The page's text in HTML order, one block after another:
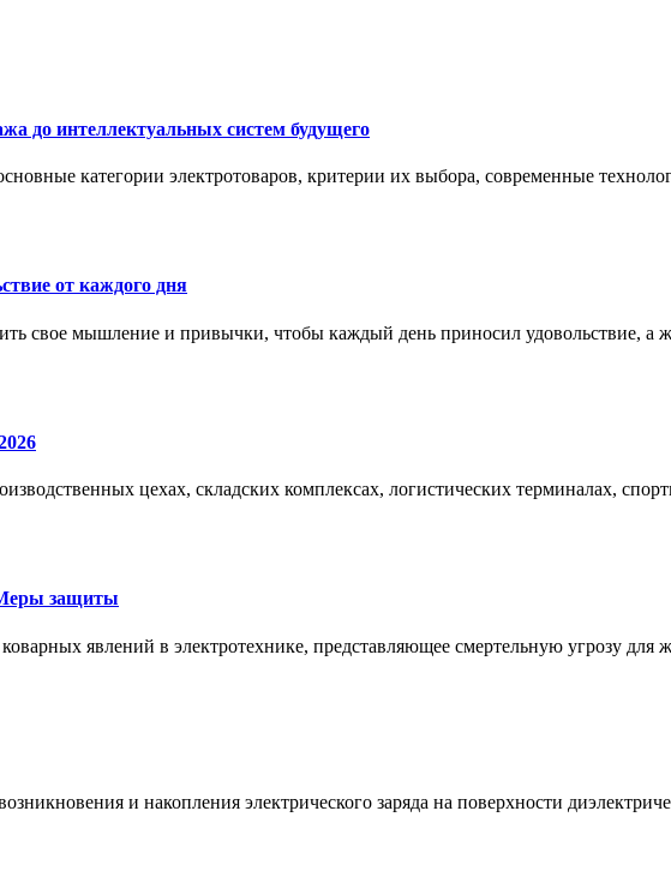
до интеллектуальных систем будущего
категории электротоваров, критерии их выбора, современные
от каждого дня
свое мышление и привычки, чтобы каждый день приносил удовольствие, а
цехах, складских комплексах, логистических терминалах,
защиты
явлений в электротехнике, представляющее смертельную угрозу для
и накопления электрического заряда на поверхности